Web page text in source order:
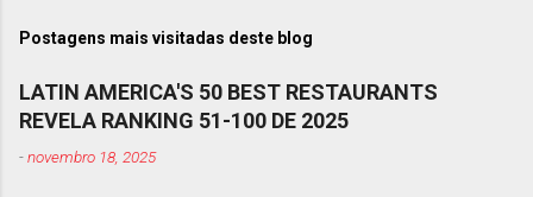
Postagens mais visitadas deste blog
LATIN AMERICA'S 50 BEST RESTAURANTS
REVELA RANKING 51-100 DE 2025
-novembro 18, 2025